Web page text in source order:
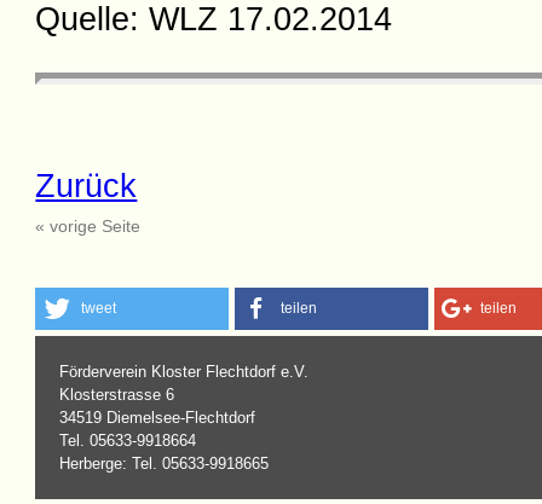
Quelle: WLZ 17.02.2014
Zurück
« vorige Seite
tweet teilen teilen
Förderverein Kloster Flechtdorf e.V.
Klosterstrasse 6
34519 Diemelsee-Flechtdorf
Tel. 05633-9918664
Herberge: Tel. 05633-9918665